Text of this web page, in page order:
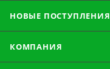
НОВЫЕ ПОСТУПЛЕНИЯ
КОМПАНИЯ